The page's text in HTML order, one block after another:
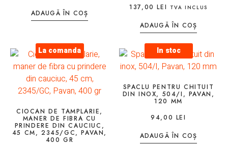
ADAUGĂ ÎN COȘ
137,00LEI TVA INCLUS
ADAUGĂ ÎN COȘ
La comanda
CIOCAN DE TAMPLARIE,
MANER DE FIBRA CU
PRINDERE DIN CAUCIUC,
45 CM, 2345/GC, PAVAN,
400 GR
In stoc
SPACLU PENTRU CHITUIT
DIN INOX, 504/I, PAVAN,
120 MM
94,00 LEI
ADAUGĂ ÎN COȘ